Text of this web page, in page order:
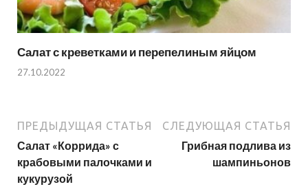
Салат с креветками и перепелиным яйцом
27.10.2022
ПРЕДЫДУЩАЯ СТАТЬЯ
Салат «Коррида» с
крабовыми палочками и
кукурузой
СЛЕДУЮЩАЯ СТАТЬЯ
Грибная подлива из
шампиньонов